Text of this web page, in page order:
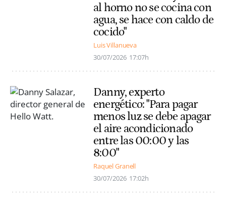
al horno no se cocina con
agua, se hace con caldo de
cocido"
Luis Villanueva
30/07/2026 17:07h
Danny, experto
energético: "Para pagar
menos luz se debe apagar
el aire acondicionado
entre las 00:00 y las
8:00"
Raquel Granell
30/07/2026 17:02h